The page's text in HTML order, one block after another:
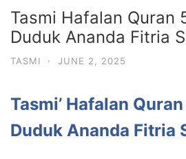
Tasmi Hafalan Quran
Duduk Ananda Fitria
TASMI · JUNE 2, 2025
Tasmi’ Hafalan
Duduk Ananda Fitria